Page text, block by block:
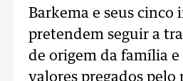
Barkema e seus cinco
pretendem seguir a
de origem da família
valores pregados pelo